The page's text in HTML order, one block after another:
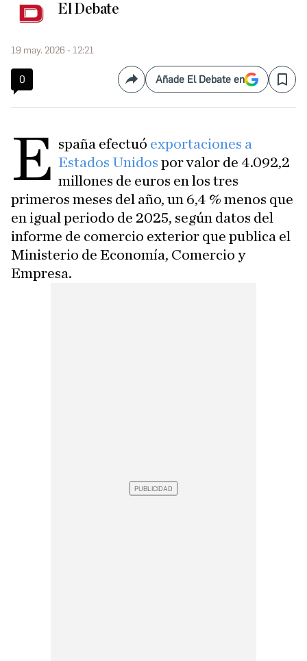
El Debate
19 may. 2026 - 12:21
0 CompartirAñade El Debate en Save
E spaña efectuó exportaciones a
Estados Unidos por valor de 4.092,2
millones de euros en los tres
primeros meses del año, un 6,4 % menos que
en igual periodo de 2025, según datos del
informe de comercio exterior que publica el
Ministerio de Economía, Comercio y
Empresa.